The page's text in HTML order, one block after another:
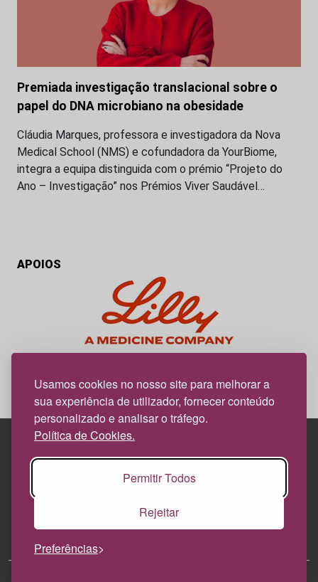
Usamos cookies no nosso site para melhorar a
sua experiência de utilizador, fornecer conteúdo
personalizado e analisar o tráfego.
Política de Cookies.
Permitir Todos
Rejeitar
Preferências
Premiada investigação translacional sobre o
papel do DNA microbiano na obesidade
Cláudia Marques, professora e investigadora da Nova
Medical School (NMS) e cofundadora da YourBiome,
integra a equipa distinguida com o prémio “Projeto do
Ano – Investigação” nos Prémios Viver Saudável…
APOIOS
News Farma, possível com o apoio da Lilly.
Edif. Lisboa Oriente | Av. Infante D. Henrique, n.º 333H, esc.
1800-282 Lisboa | Portugal